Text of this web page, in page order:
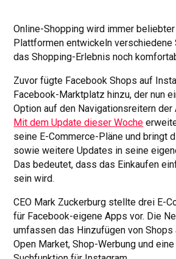
Online-Shopping wird immer
Plattformen entwickeln verschiedene
das Shopping-Erlebnis noch
Zuvor fügte Facebook Shops auf
Facebook-Marktplatz hinzu, der nun
Option auf den Navigationsreitern
Mit dem Update dieser Woche
seine E-Commerce-Pläne und bringt
sowie weitere Updates in seine
Das bedeutet, dass das Einkaufen
sein wird.
CEO Mark Zuckerburg stellte drei E-
für Facebook-eigene Apps vor. Die
umfassen das Hinzufügen von Shops
Open Market, Shop-Werbung und